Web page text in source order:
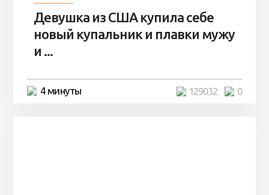
Девушка из США купила себе
новый купальник и плавки мужу
и ...
4 минуты 0
129032